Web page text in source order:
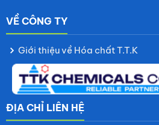
VỀ CÔNG TY
Giới thiệu về Hóa chất T.T.K
ĐỊA CHỈ LIÊN HỆ